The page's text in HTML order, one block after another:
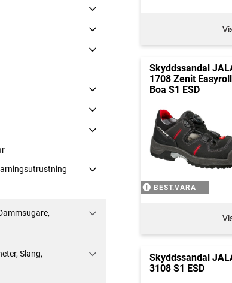
Slang,
Skyddssandal
1708 Zenit Easyroll
Boa S1 ESD
BEST.VARA
Skyddssandal
3108 S1 ESD